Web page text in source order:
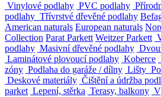
Vinylové podlahy PVC podlahy
podlahy Třívrstvé dřevěné podlahy
American naturals European naturals
Collection Parat Parkett Weitzer Parkett
podlahy Masivní dřevěné podlahy
Laminátové plovoucí podlahy Koberce
zóny Podlaha do garáže / dílny Lišty
Deskové materiály Čištění a údržba
parket Lepení, stěrka Terasy, balkony